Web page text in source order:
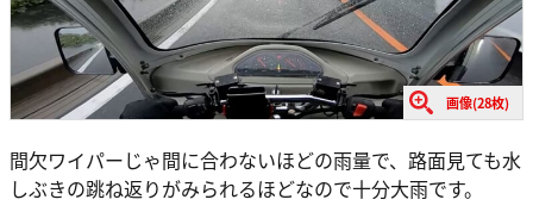
画像(28枚)
間欠ワイパーじゃ間に合わないほどの雨量で、路面見ても水
しぶきの跳ね返りがみられるほどなので十分大雨です。